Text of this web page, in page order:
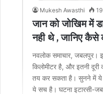
Mukesh Awasthi 19
जान को जोखिम में
नही थे , जानिए कैसे
नवलोक समाचार, जबलपुर।
किलोमीटर है, और इतनी
तय कर सकता है। सुनने में ये
ये सच है। घटना इटारसी-